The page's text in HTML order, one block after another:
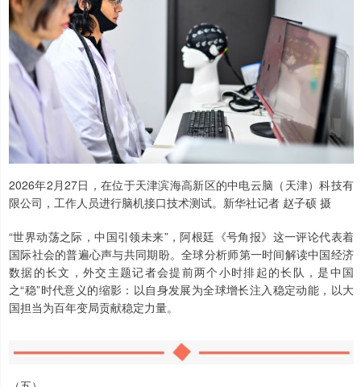
2026年2月27日，在位于天津滨海高新区的中电云脑（天津）科技有
限公司，工作人员进行脑机接口技术测试。新华社记者 赵子硕 摄
“世界动荡之际，中国引领未来”，阿根廷《号角报》这一评论代表着
国际社会的普遍心声与共同期盼。全球分析师第一时间解读中国经济
数据的长文，外交主题记者会提前两个小时排起的长队，是中国
之“稳”时代意义的缩影：以自身发展为全球增长注入稳定动能，以大
国担当为百年变局贡献稳定力量。